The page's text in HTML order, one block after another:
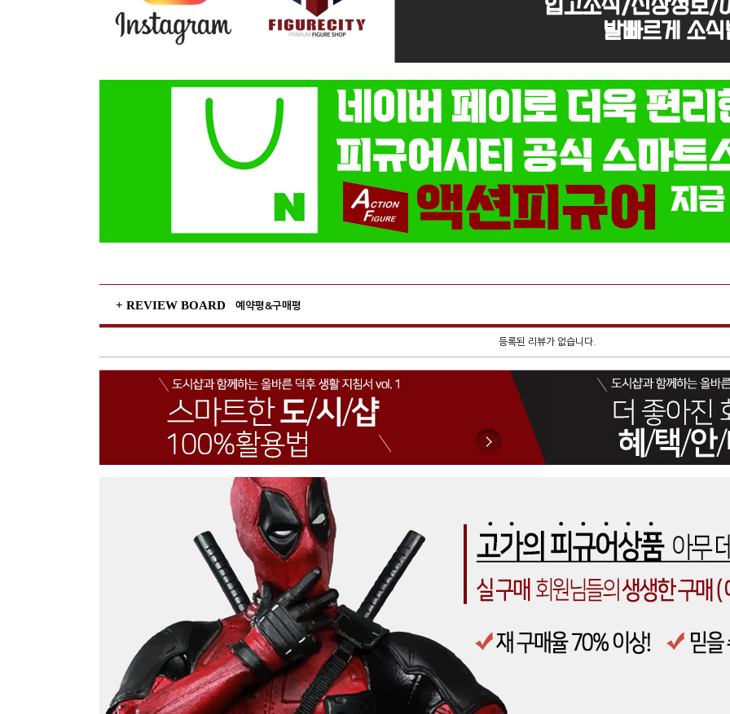
+ REVIEW BOARD 예약평&구매평
등록된 리뷰가 없습니다.